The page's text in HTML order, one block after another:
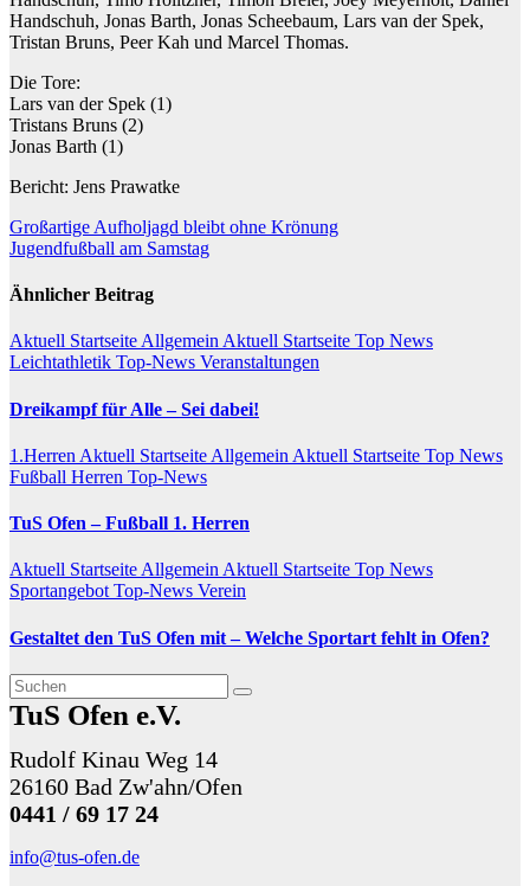
Handschuh, Jonas Barth, Jonas Scheebaum, Lars van der Spek,
Tristan Bruns, Peer Kah und Marcel Thomas.
Die Tore:
Lars van der Spek (1)
Tristans Bruns (2)
Jonas Barth (1)
Bericht: Jens Prawatke
Beitragsnavigation
Großartige Aufholjagd bleibt ohne Krönung
Jugendfußball am Samstag
Ähnlicher Beitrag
Aktuell Startseite AllgemeinAktuell Startseite Top News
Leichtathletik Top-News Veranstaltungen
Dreikampf für Alle – Sei dabei!
1.Herren Aktuell Startseite Allgemein Aktuell Startseite Top News
Fußball Herren Top-News
TuS Ofen – Fußball 1. Herren
Aktuell Startseite AllgemeinAktuell Startseite Top News
SportangebotTop-News Verein
Gestaltet den TuS Ofen mit – Welche Sportart fehlt in Ofen?
TuS Ofen e.V.
Rudolf Kinau Weg 14
26160 Bad Zw'ahn/Ofen
0441 / 69 17 24
info@tus-ofen.de